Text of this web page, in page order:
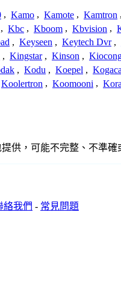
, Kamo , Kamote , Kamtron ,
, Kbc , Kboom , Kbvision ,
, Keyseen , Keytech Dvr ,
, Kingstar , Kinson ,
, Kodu , Koepel ,
Koolertron , Koomooni ,
供，可能不完整、不準
絡我們 - 常見問題